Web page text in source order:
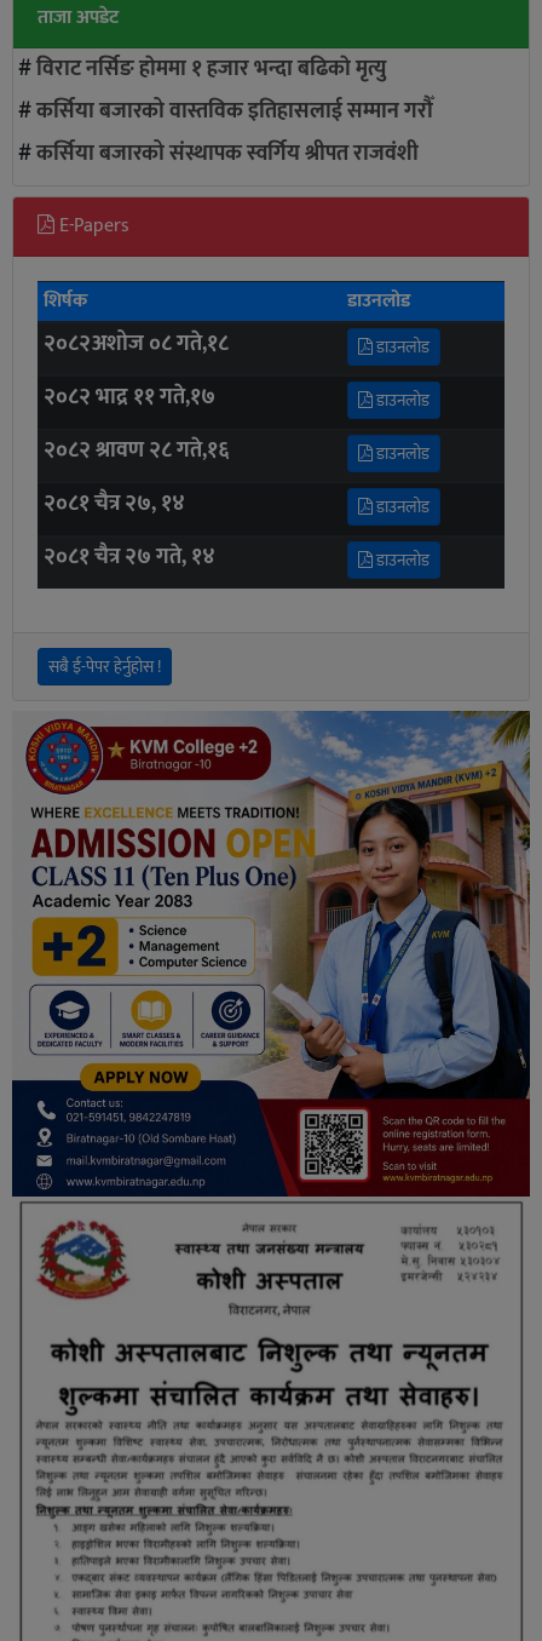
ताजा अपडेट
#विराट नर्सिङ हाेममा १ हजार भन्दा बढिकाे मृत्यु
#कर्सिया बजारको वास्तविक इतिहासलाई सम्मान गरौँ
#कर्सिया बजारको संस्थापक स्वर्गिय श्रीपत राजवंशी
E-Papers
शिर्षक डाउनलोड
२०८२अशोज ०८ गते,१८ डाउनलोड
२०८२ भाद्र ११ गते,१७ डाउनलोड
२०८२ श्रावण २८ गते,१६ डाउनलोड
२०८१ चैत्र २७, १४ डाउनलोड
२०८१ चैत्र २७ गते, १४ डाउनलोड
सबै ई-पेपर हेर्नुहोस !